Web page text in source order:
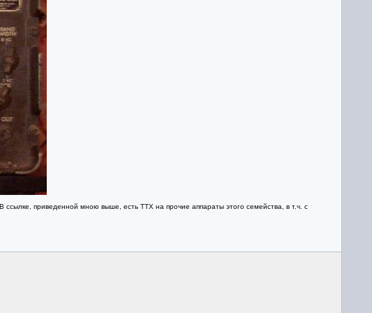
приведенной мною выше, есть ТТХ на прочие аппараты этого семейства, в т.ч. с